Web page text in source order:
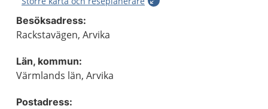
Besöksadress:
Rackstavägen, Arvika
Län, kommun:
Värmlands län, Arvika
Postadress: